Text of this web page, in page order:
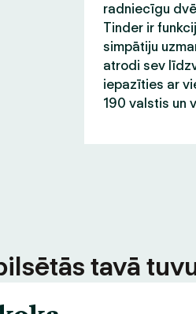
radniecīgu
Tinder ir
simpātiju
atrodi sev
iepazīties ar
190 valstis un
tavā